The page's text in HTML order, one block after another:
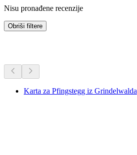
Nisu pronađene recenzije
Obriši filtere
Karta za Pfingstegg iz Grindelwalda